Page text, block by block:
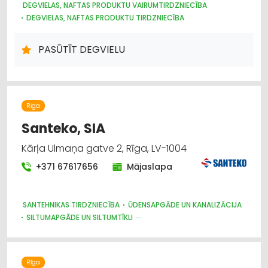
DEGVIELAS, NAFTAS PRODUKTU VAIRUMTIRDZNIECĪBA
DEGVIELAS, NAFTAS PRODUKTU TIRDZNIECĪBA
KURINĀMAIS
PASŪTĪT DEGVIELU
Rīga
Santeko, SIA
Kārļa Ulmaņa gatve 2, Rīga, LV-1004
+371 67617656 Mājaslapa
SANTEHNIKAS TIRDZNIECĪBA
ŪDENSAPGĀDE UN KANALIZĀCIJA
SILTUMAPGĀDE UN SILTUMTĪKLI
SANTEHNIKAS VAIRUMTIRDZNIECĪBA
Rīga